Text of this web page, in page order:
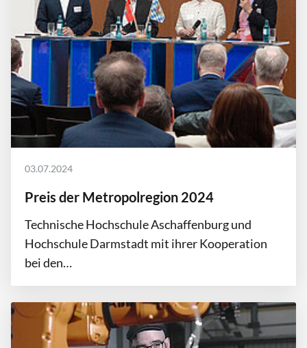
03.07.2024
Preis der Metropolregion 2024
Technische Hochschule Aschaffenburg und
Hochschule Darmstadt mit ihrer Kooperation
bei den…